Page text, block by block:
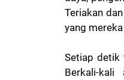
Teriakan
yang
Setiap detik
Berkali-